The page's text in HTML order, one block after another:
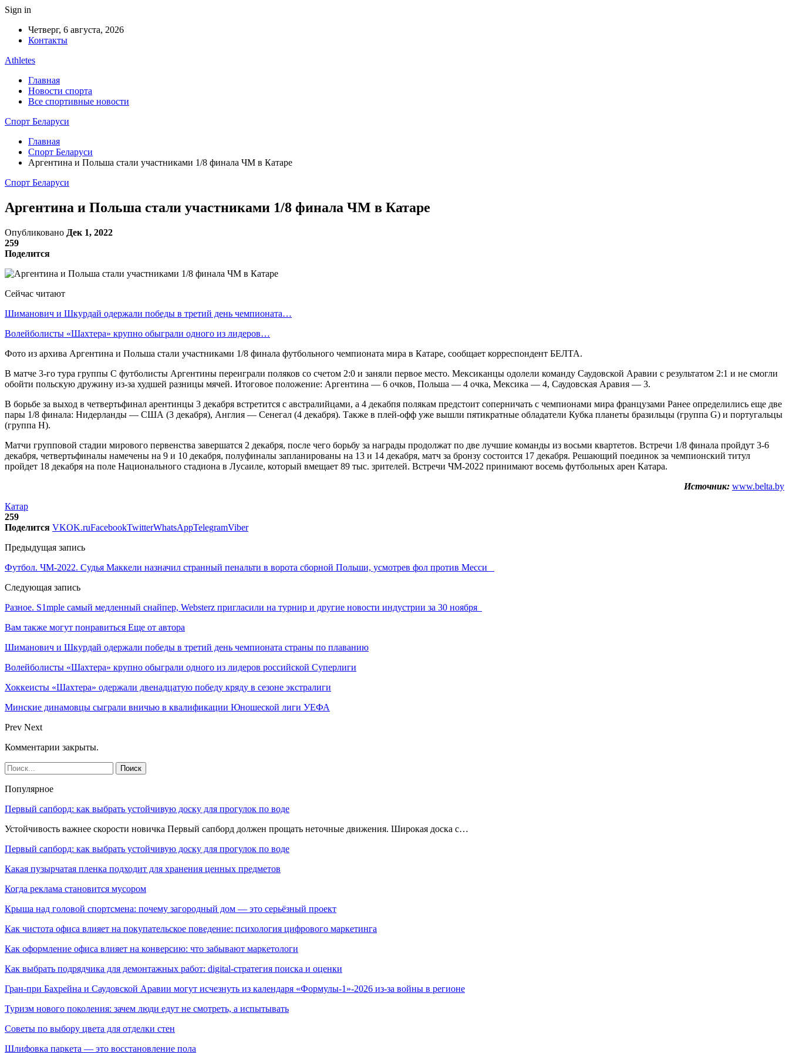
Sign in
Четверг, 6 августа, 2026
Контакты
Athletes
Главная
Новости спорта
Все спортивные новости
Спорт Беларуси
Главная
Спорт Беларуси
Аргентина и Польша стали участниками 1/8 финала ЧМ в Катаре
Спорт Беларуси
Аргентина и Польша стали участниками 1/8 финала ЧМ в Катаре
Опубликовано Дек 1, 2022
259
Поделится
Сейчас читают
Шиманович и Шкурдай одержали победы в третий день чемпионата…
Волейболисты «Шахтера» крупно обыграли одного из лидеров…
Фото из архива Аргентина и Польша стали участниками 1/8 финала футбольного чемпионата мира в Катаре, сообщает корреспондент БЕЛТА.
В матче 3-го тура группы С футболисты Аргентины переиграли поляков со счетом 2:0 и заняли первое место. Мексиканцы одолели команду Саудовской Аравии с результатом 2:1 и не смогли
обойти польскую дружину из-за худшей разницы мячей. Итоговое положение: Аргентина — 6 очков, Польша — 4 очка, Мексика — 4, Саудовская Аравия — 3.
В борьбе за выход в четвертьфинал арентинцы 3 декабря встретится с австралийцами, а 4 декабпя полякам предстоит соперничать с чемпионами мира французами Ранее определились еще две
пары 1/8 финала: Нидерланды — США (3 декабря), Англия — Сенегал (4 декабря). Также в плей-офф уже вышли пятикратные обладатели Кубка планеты бразильцы (группа G) и португальцы
(группа Н).
Матчи групповой стадии мирового первенства завершатся 2 декабря, после чего борьбу за награды продолжат по две лучшие команды из восьми квартетов. Встречи 1/8 финала пройдут 3-6
декабря, четвертьфиналы намечены на 9 и 10 декабря, полуфиналы запланированы на 13 и 14 декабря, матч за бронзу состоится 17 декабря. Решающий поединок за чемпионский титул
пройдет 18 декабря на поле Национального стадиона в Лусаиле, который вмещает 89 тыс. зрителей. Встречи ЧМ-2022 принимают восемь футбольных арен Катара.
Источник: www.belta.by
Катар
259
Поделится VKOK.ruFacebookTwitterWhatsAppTelegramViber
Предыдущая запись
Футбол. ЧМ-2022. Судья Маккели назначил странный пенальти в ворота сборной Польши, усмотрев фол против Месси
Следующая запись
Разное. S1mple самый медленный снайпер, Websterz пригласили на турнир и другие новости индустрии за 30 ноября
Вам также могут понравиться Еще от автора
Шиманович и Шкурдай одержали победы в третий день чемпионата страны по плаванию
Волейболисты «Шахтера» крупно обыграли одного из лидеров российской Суперлиги
Хоккеисты «Шахтера» одержали двенадцатую победу кряду в сезоне экстралиги
Минские динамовцы сыграли вничью в квалификации Юношеской лиги УЕФА
Prev Next
Комментарии закрыты.
Популярное
Первый сапборд: как выбрать устойчивую доску для прогулок по воде
Устойчивость важнее скорости новичка Первый сапборд должен прощать неточные движения. Широкая доска с…
Первый сапборд: как выбрать устойчивую доску для прогулок по воде
Какая пузырчатая пленка подходит для хранения ценных предметов
Когда реклама становится мусором
Крыша над головой спортсмена: почему загородный дом — это серьёзный проект
Как чистота офиса влияет на покупательское поведение: психология цифрового маркетинга
Как оформление офиса влияет на конверсию: что забывают маркетологи
Как выбрать подрядчика для демонтажных работ: digital-стратегия поиска и оценки
Гран-при Бахрейна и Саудовской Аравии могут исчезнуть из календаря «Формулы-1»-2026 из-за войны в регионе
Туризм нового поколения: зачем люди едут не смотреть, а испытывать
Советы по выбору цвета для отделки стен
Шлифовка паркета — это восстановление пола